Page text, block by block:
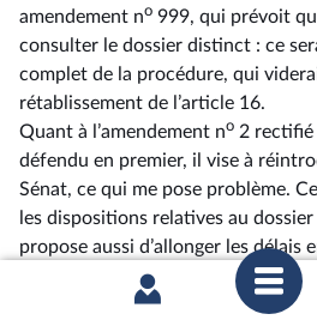
amendement no 999, qui prévoit
consulter le dossier distinct : ce
complet de la procédure, qui
rétablissement de l’article 16.
Quant à l’amendement no 2 rectifié
défendu en premier, il vise à
Sénat, ce qui me pose problème.
les dispositions relatives au
propose aussi d’allonger les délais
géolocalisation. Sur ce dernier
proposez est trop longue, compte